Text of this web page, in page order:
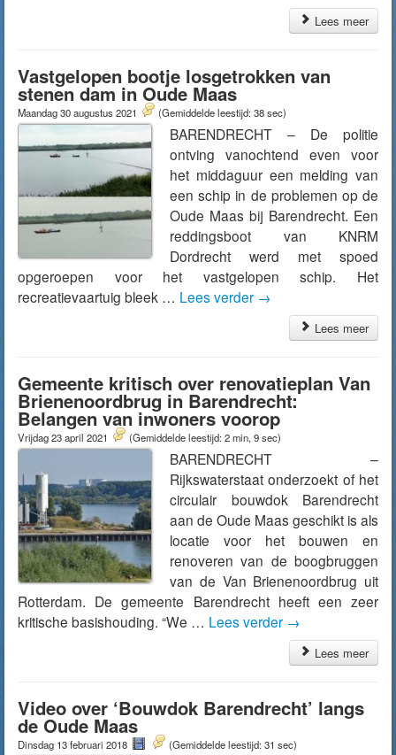
Lees meer
Vastgelopen bootje losgetrokken van
stenen dam in Oude Maas
Maandag 30 augustus 2021 (Gemiddelde leestijd: 38 sec)
BARENDRECHT – De politie
ontving vanochtend even voor
het middaguur een melding van
een schip in de problemen op de
Oude Maas bij Barendrecht. Een
reddingsboot van KNRM
Dordrecht werd met spoed
opgeroepen voor het vastgelopen schip. Het
recreatievaartuig bleek … Lees verder →
Lees meer
Gemeente kritisch over renovatieplan Van
Brienenoordbrug in Barendrecht:
Belangen van inwoners voorop
Vrijdag 23 april 2021 (Gemiddelde leestijd: 2 min, 9 sec)
BARENDRECHT –
Rijkswaterstaat onderzoekt of het
circulair bouwdok Barendrecht
aan de Oude Maas geschikt is als
locatie voor het bouwen en
renoveren van de boogbruggen
van de Van Brienenoordbrug uit
Rotterdam. De gemeente Barendrecht heeft een zeer
kritische basishouding. “We … Lees verder →
Lees meer
Video over ‘Bouwdok Barendrecht’ langs
de Oude Maas
Dinsdag 13 februari 2018 (Gemiddelde leestijd: 31 sec)